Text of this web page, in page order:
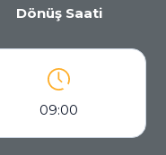
Dönüş Saati
09:00